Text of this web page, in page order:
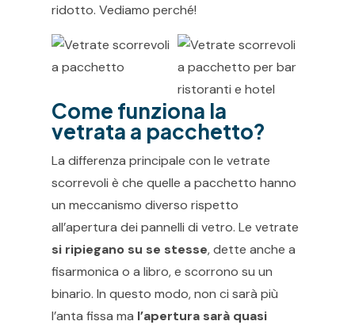
ridotto. Vediamo perché!
Come funziona la
vetrata a pacchetto?
La differenza principale con le vetrate
scorrevoli è che quelle a pacchetto hanno
un meccanismo diverso rispetto
all’apertura dei pannelli di vetro. Le vetrate
si ripiegano su se stesse, dette anche a
fisarmonica o a libro, e scorrono su un
binario. In questo modo, non ci sarà più
l’anta fissa ma l’apertura sarà quasi